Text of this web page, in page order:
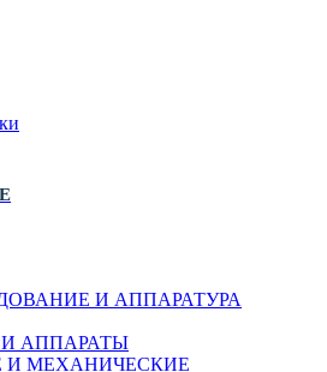
И АППАРАТУРА
АППАРАТЫ
И МЕХАНИЧЕСКИЕ